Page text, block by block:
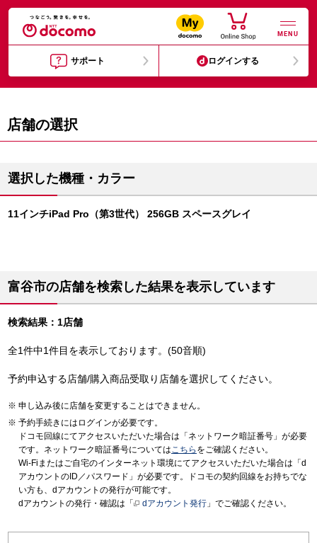
MENU
サポート ログインする
店舗の選択
選択した機種・カラー
11インチiPad Pro（第3世代） 256GB スペースグレイ
富谷市の店舗を検索した結果を表示しています
検索結果：1店舗
全1件中1件目を表示しております。(50音順)
予約申込する店舗/購入商品受取り店舗を選択してください。
申し込み後に店舗を変更することはできません。
予約手続きにはログインが必要です。
ドコモ回線にてアクセスいただいた場合は「ネットワーク暗証番号」が必要
です。ネットワーク暗証番号についてはこちら をご確認ください。
Wi-Fiまたはご自宅のインターネット環境にてアクセスいただいた場合は「d
アカウントのID／パスワード」が必要です。ドコモの契約回線をお持ちでな
い方も、dアカウントの発行が可能です。
dアカウントの発行・確認は「
dアカウント発行 」でご確認ください。